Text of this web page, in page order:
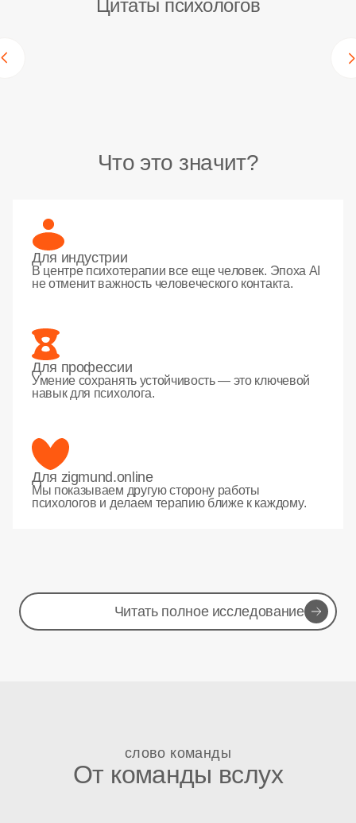
Цитаты психологов
Что это значит?
Для индустрии
В центре психотерапии все еще человек. Эпоха AI
не отменит важность человеческого контакта.
Для профессии
Умение сохранять устойчивость — это ключевой
навык для психолога.
Для zigmund.online
Мы показываем другую сторону работы
психологов и делаем терапию ближе к каждому.
Читать полное исследование
слово команды
От команды вслух